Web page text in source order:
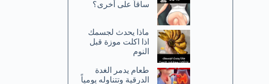
ساقاً على أخرى؟
ماذا يحدث لجسمك
اذا اكلت موزة قبل
النوم
طعام يدمر الغدة
الدرقية وتتناوله يومياً